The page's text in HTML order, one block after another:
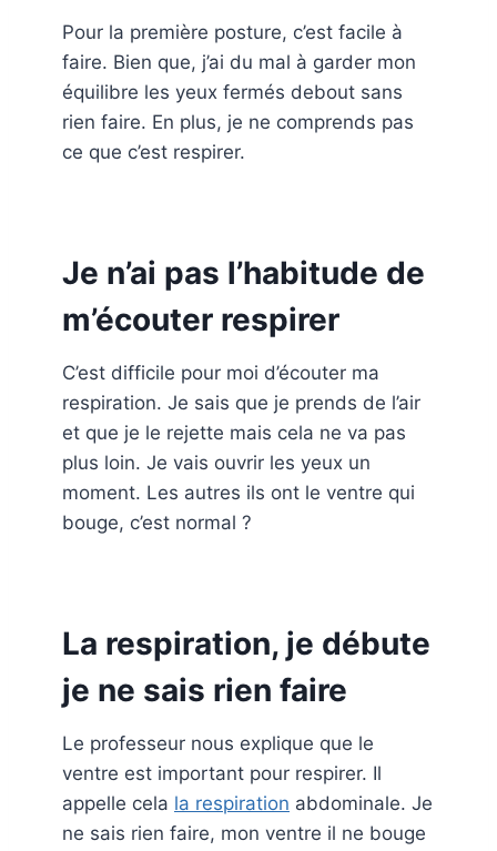
Pour la première posture, c’est facile à
faire. Bien que, j’ai du mal à garder mon
équilibre les yeux fermés debout sans
rien faire. En plus, je ne comprends pas
ce que c’est respirer.
Je n’ai pas l’habitude de
m’écouter respirer
C’est difficile pour moi d’écouter ma
respiration. Je sais que je prends de l’air
et que je le rejette mais cela ne va pas
plus loin. Je vais ouvrir les yeux un
moment. Les autres ils ont le ventre qui
bouge, c’est normal ?
La respiration, je débute
je ne sais rien faire
Le professeur nous explique que le
ventre est important pour respirer. Il
appelle cela la respiration abdominale. Je
ne sais rien faire, mon ventre il ne bouge